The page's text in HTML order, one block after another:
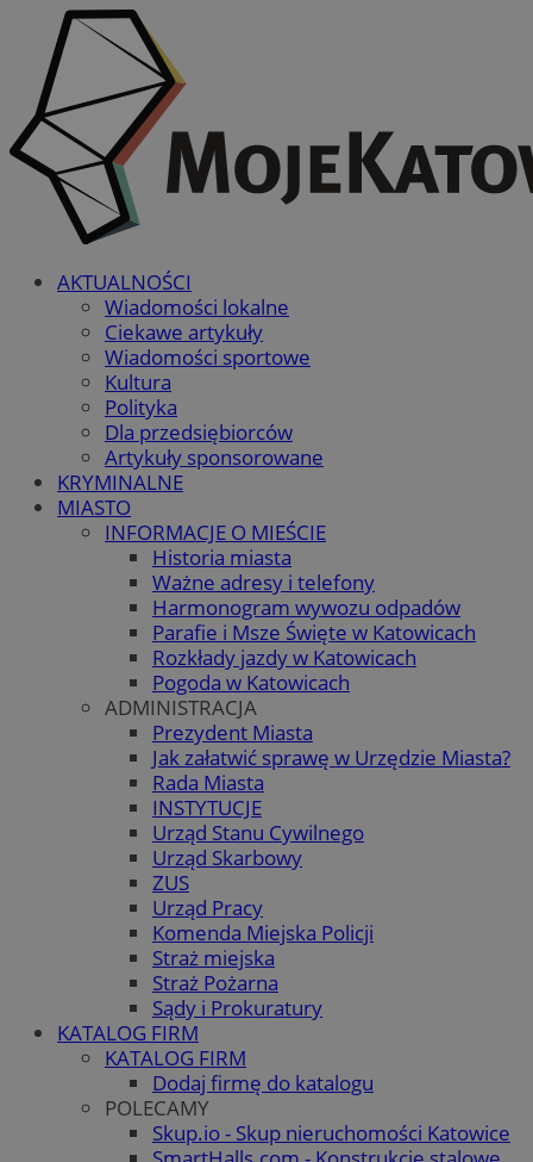
AKTUALNOŚCI
Wiadomości lokalne
Ciekawe artykuły
Wiadomości sportowe
Kultura
Polityka
Dla przedsiębiorców
Artykuły sponsorowane
KRYMINALNE
MIASTO
INFORMACJE O MIEŚCIE
Historia miasta
Ważne adresy i telefony
Harmonogram wywozu odpadów
Parafie i Msze Święte w Katowicach
Rozkłady jazdy w Katowicach
Pogoda w Katowicach
ADMINISTRACJA
Prezydent Miasta
Jak załatwić sprawę w Urzędzie Miasta?
Rada Miasta
INSTYTUCJE
Urząd Stanu Cywilnego
Urząd Skarbowy
ZUS
Urząd Pracy
Komenda Miejska Policji
Straż miejska
Straż Pożarna
Sądy i Prokuratury
KATALOG FIRM
KATALOG FIRM
Dodaj firmę do katalogu
POLECAMY
Skup.io - Skup nieruchomości Katowice